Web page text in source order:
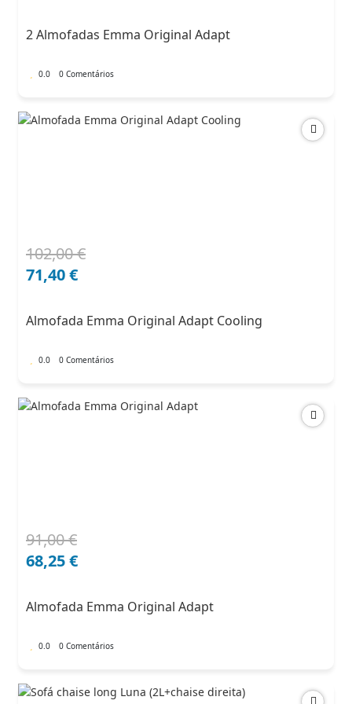
182,00 €.
127,40 €.
2 Almofadas Emma Original Adapt
0.0 0 Comentários
102,00€
O
preço
102,00 €.
71,40€
O
preço
71,40 €.
Almofada Emma Original Adapt Cooling
0.0 0 Comentários
91,00€
O
preço
91,00 €.
68,25€
O
preço
68,25 €.
Almofada Emma Original Adapt
0.0 0 Comentários